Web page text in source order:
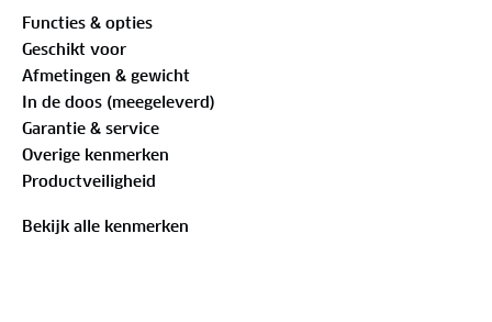
zender en ontvanger
soorten apparaten en merken.
Eigenschappen:
Bluetooth zender en ontvanger
Functies & opties
Geschikt voor
Afmetingen & gewicht
In de doos (meegeleverd)
Garantie & service
Overige kenmerken
Productveiligheid
Bekijk alle kenmerken